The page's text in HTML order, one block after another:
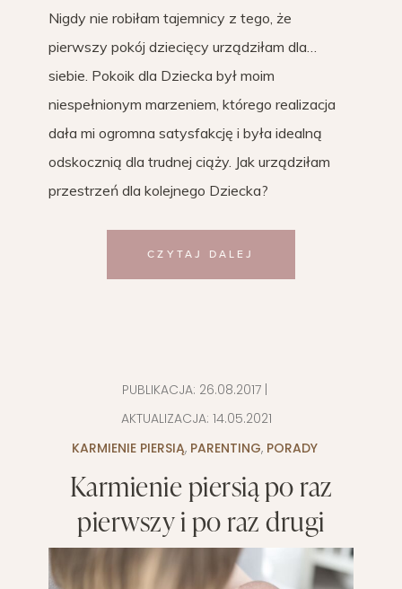
Nigdy nie robiłam tajemnicy z tego, że
pierwszy pokój dziecięcy urządziłam dla…
siebie. Pokoik dla Dziecka był moim
niespełnionym marzeniem, którego realizacja
dała mi ogromna satysfakcję i była idealną
odskocznią dla trudnej ciąży. Jak urządziłam
przestrzeń dla kolejnego Dziecka?
CZYTAJ DALEJ
PUBLIKACJA: 26.08.2017|
AKTUALIZACJA: 14.05.2021
KARMIENIE PIERSIĄ, PARENTING, PORADY
Karmienie piersią po raz
pierwszy i po raz drugi